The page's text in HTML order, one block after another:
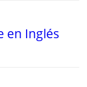
en Inglés